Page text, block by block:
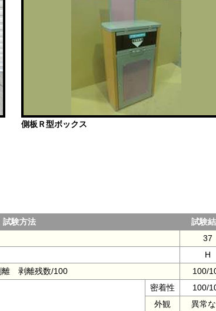
側板Ｒ型ボックス
試験方法
試験
37
H
剥離残数/100 100/
密着性
100/
外観
異常